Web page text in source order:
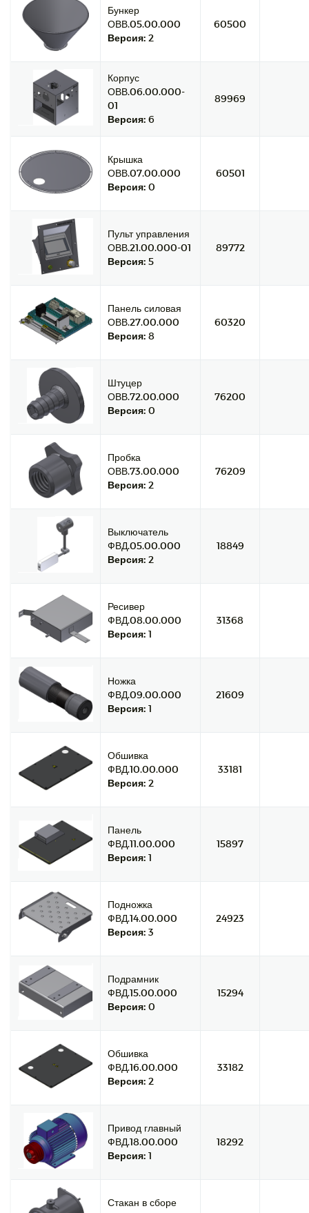
Бункер
ОВВ.05.00.000
Версия: 2
60500
Корпус
ОВВ.06.00.000-
01
Версия: 6
89969
Крышка
ОВВ.07.00.000
Версия: 0
60501
Пульт управления
ОВВ.21.00.000-01
Версия: 5
89772
Панель силовая
ОВВ.27.00.000
Версия: 8
60320
Штуцер
ОВВ.72.00.000
Версия: 0
76200
Пробка
ОВВ.73.00.000
Версия: 2
76209
Выключатель
ФВД.05.00.000
Версия: 2
18849
Ресивер
ФВД.08.00.000
Версия: 1
31368
Ножка
ФВД.09.00.000
Версия: 1
21609
Обшивка
ФВД.10.00.000
Версия: 2
33181
Панель
ФВД.11.00.000
Версия: 1
15897
Подножка
ФВД.14.00.000
Версия: 3
24923
Подрамник
ФВД.15.00.000
Версия: 0
15294
Обшивка
ФВД.16.00.000
Версия: 2
33182
Привод главный
ФВД.18.00.000
Версия: 1
18292
Стакан в сборе